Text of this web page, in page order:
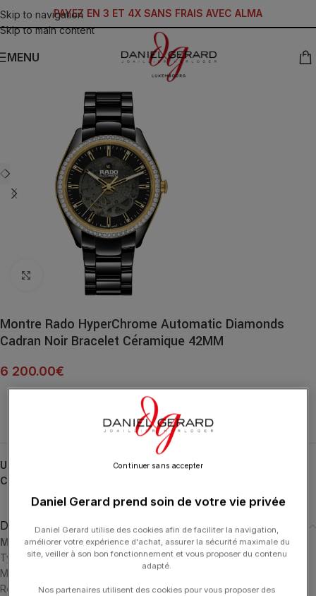
Skip to navigation
Skip to main content
PAYEZ EN 3 ET 4X SANS FRAIS AVEC ALMA
MENU
Click to enlarge
Montre Rado HyperChrome Automatic Diamonds
Cadran Noir Bracelet Céramique 42MM
6 200.00€
UGS :
Catégories :
Description
Mouvement
Type de mouvement: Automatic
Mouvement avec réserve de marche: 80 hours
Référence du mouvement: 03.734.435
Daniel Gerard prend soin de votre vie privée
Daniel Gerard utilise des cookies afin de faciliter la navigation,
améliorer votre expérience d'achat, assurer la sécurité maximale du
site, veiller à son bon fonctionnement et vous proposer du contenu
adapté.
Nos partenaires utilisent des cookies pour vous proposer des
Continuer sans accepter